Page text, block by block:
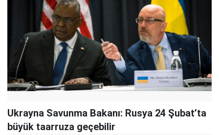
Ukrayna Savunma Bakanı: Rusya 24 Şubat’ta
büyük taarruza geçebilir